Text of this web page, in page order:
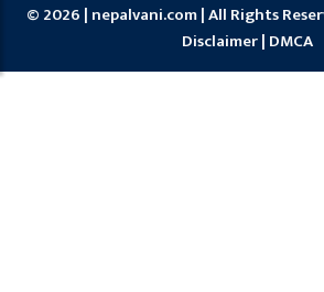
© 2026 | nepalvani.com | All Rights
Disclaimer| DMCA